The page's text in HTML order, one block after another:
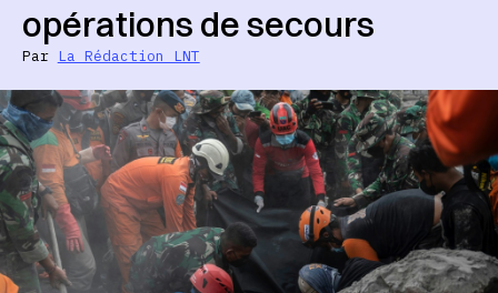
opérations de secours
Par La Rédaction LNT